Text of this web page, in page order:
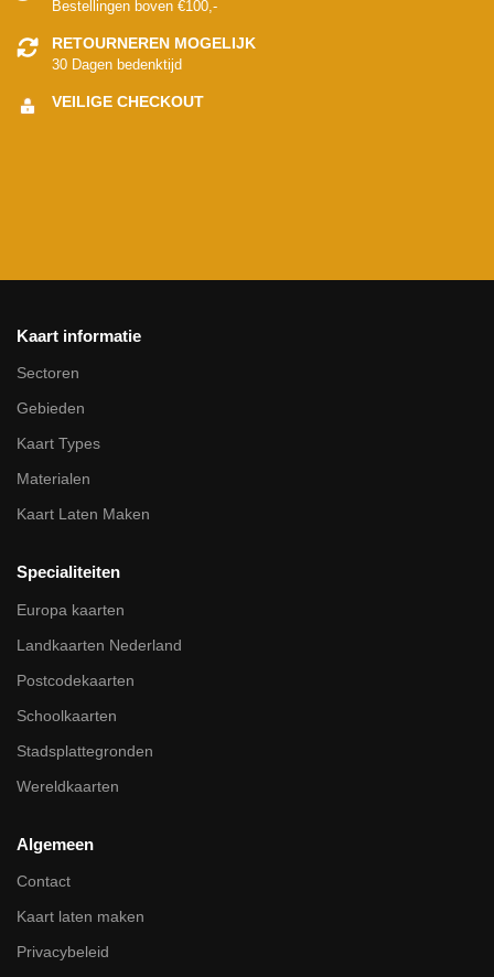
Bestellingen boven €100,-
RETOURNEREN MOGELIJK
30 Dagen bedenktijd
VEILIGE CHECKOUT
Kaart informatie
Sectoren
Gebieden
Kaart Types
Materialen
Kaart Laten Maken
Specialiteiten
Europa kaarten
Landkaarten Nederland
Postcodekaarten
Schoolkaarten
Stadsplattegronden
Wereldkaarten
Algemeen
Contact
Kaart laten maken
Privacybeleid